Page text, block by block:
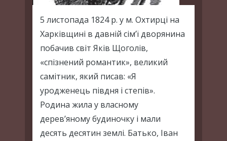
5 листопада 1824 р. у м. Охтирці на
Харківщині в давній сім’ї дворянина
побачив світ Яків Щоголів,
«спізнений романтик», великий
самітник, який писав: «Я
уродженець півдня і степів».
Родина жила у власному
дерев’яному будиночку і мали
десять десятин землі. Батько, Іван